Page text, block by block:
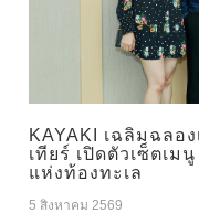
KAYAKI เฉลิมฉลอ
เทียร์ เปิดตัวเซ็ตเม
แห่งท้องทะเล
5 สิงหาคม 2569